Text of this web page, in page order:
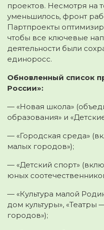
проектов. Несмотря на
уменьшилось, фронт
Партпроекты
чтобы все ключевые
деятельности были
единоросс.
Обновленный список
России»:
— «Новая школа»
образования» и
— «Городская среда»
малых городов»);
— «Детский спорт»
юных
— «Культура малой
дом культуры», «Театры
городов»);